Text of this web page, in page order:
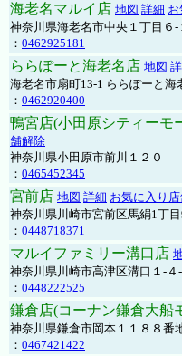
海老名マルイ店 地図 詳細
神奈川県海老名市中央１丁目６
： 0462925181
ららぽーと海老名店 地図
海老名市扇町13-1 ららぽーと海
： 0462920400
鴨宮店(小田原シティーモ
舗解除
神奈川県小田原市前川１２０
： 0465452345
宮前店 地図 詳細 お気に入り
神奈川県川崎市宮前区馬絹1丁
： 0448718371
マルイファミリー溝口店
神奈川県川崎市高津区溝口１-４-
： 0448222525
鎌倉店(コーナン鎌倉大船
神奈川県鎌倉市岡本１１８８番
： 0467421422